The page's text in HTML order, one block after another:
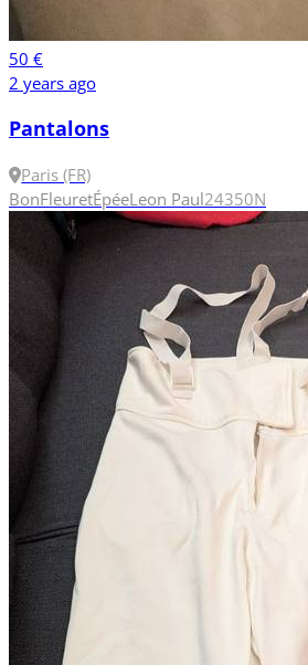
50 €
2 years ago
Pantalons
Paris (FR)
BonFleuretÉpéeLeon Paul24350N